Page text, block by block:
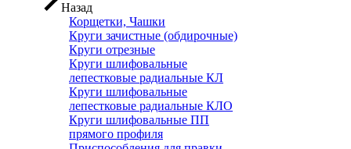
Назад
Корщетки, Чашки
Круги зачистные (обдирочные)
Круги отрезные
Круги шлифовальные
лепестковые радиальные КЛ
Круги шлифовальные
лепестковые радиальные КЛО
Круги шлифовальные ПП
прямого профиля